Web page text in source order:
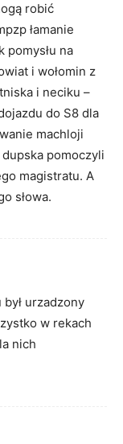
robić
łamanie
pomysłu na
i wołomin z
i neciku –
do S8 dla
machloji
pomoczyli
magistratu. A
słowa.
urzadzony
w rekach
nich